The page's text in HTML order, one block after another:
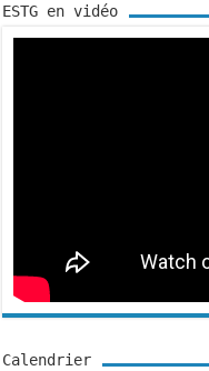
ESTG en vidéo
Calendrier